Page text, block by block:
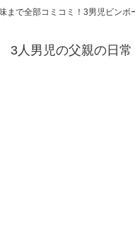
まで全部コミコミ！3男児ビンボ
3人男児の父親の日常